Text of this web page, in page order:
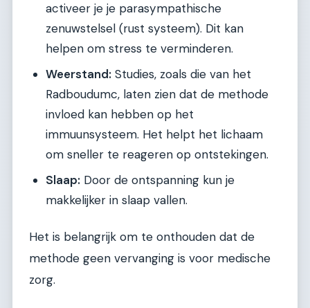
activeer je je parasympathische
zenuwstelsel (rust systeem). Dit kan
helpen om stress te verminderen.
Weerstand: Studies, zoals die van het
Radboudumc, laten zien dat de methode
invloed kan hebben op het
immuunsysteem. Het helpt het lichaam
om sneller te reageren op ontstekingen.
Slaap: Door de ontspanning kun je
makkelijker in slaap vallen.
Het is belangrijk om te onthouden dat de
methode geen vervanging is voor medische
zorg.